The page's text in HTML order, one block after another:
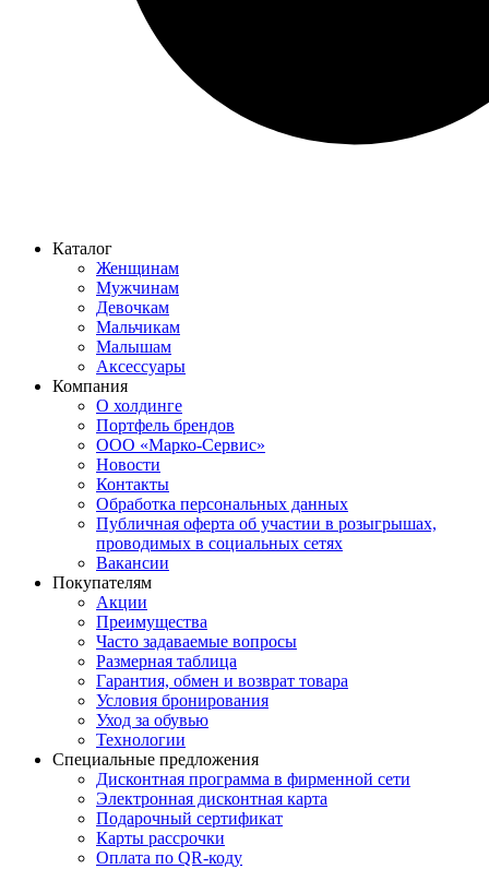
Каталог
Женщинам
Мужчинам
Девочкам
Мальчикам
Малышам
Аксессуары
Компания
О холдинге
Портфель брендов
ООО «Марко-Сервис»
Новости
Контакты
Обработка персональных данных
Публичная оферта об участии в розыгрышах,
проводимых в социальных сетях
Вакансии
Покупателям
Акции
Преимущества
Часто задаваемые вопросы
Размерная таблица
Гарантия, обмен и возврат товара
Условия бронирования
Уход за обувью
Технологии
Специальные предложения
Дисконтная программа в фирменной сети
Электронная дисконтная карта
Подарочный сертификат
Карты рассрочки
Оплата по QR-коду